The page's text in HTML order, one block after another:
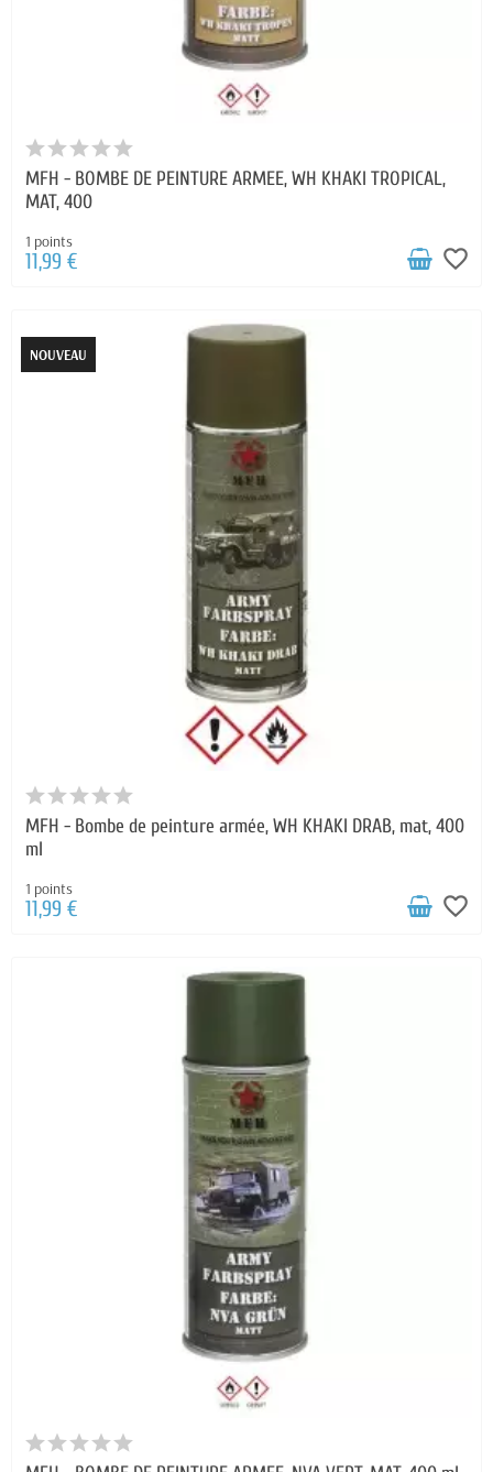
MFH - BOMBE DE PEINTURE ARMEE, WH KHAKI TROPICAL,
MAT, 400
1 points
11,99 € favorite_border
NOUVEAU
MFH - Bombe de peinture armée, WH KHAKI DRAB, mat, 400
ml
1 points
11,99 € favorite_border